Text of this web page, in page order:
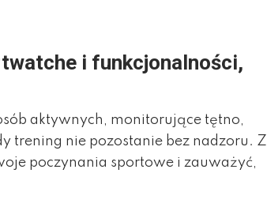
i funkcjonalności,
aktywnych, monitorujące tętno,
trening nie pozostanie bez nadzoru. Z
poczynania sportowe i zauważyć,